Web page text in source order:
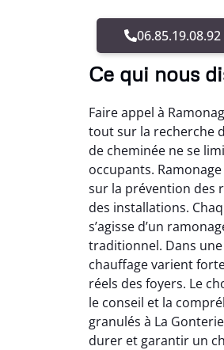
06.85.19.08.92
Ce qui nous
Faire appel à
tout sur la recherche
de cheminée ne se
occupants.
sur la prévention des
des installations.
s’agisse d’un
traditionnel. Dans
chauffage varient
réels des foyers. Le
le conseil et la
granulés à La
durer et garantir un